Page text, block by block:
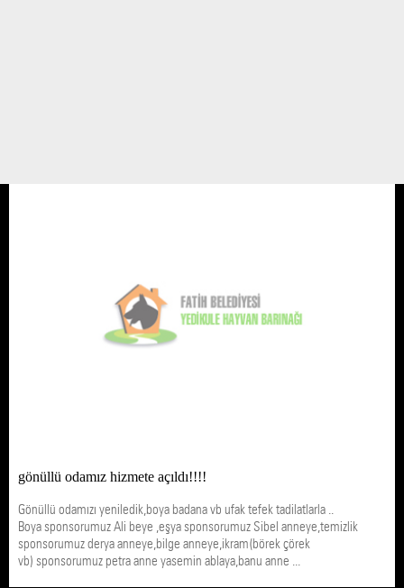
gönüllü odamız hizmete açıldı!!!!
Gönüllü odamızı yeniledik,boya badana vb ufak tefek tadilatlarla ..
Boya sponsorumuz Ali beye ,eşya sponsorumuz Sibel anneye,temizlik
sponsorumuz derya anneye,bilge anneye,ikram(börek çörek
vb) sponsorumuz petra anne yasemin ablaya,banu anne ...